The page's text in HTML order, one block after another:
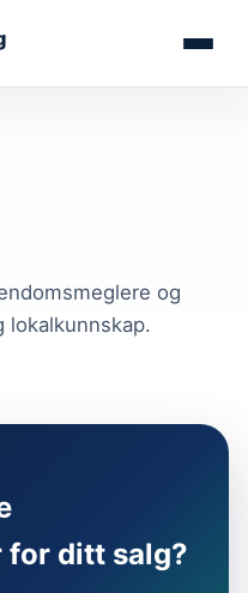
og
lokalkunnskap.
for ditt salg?